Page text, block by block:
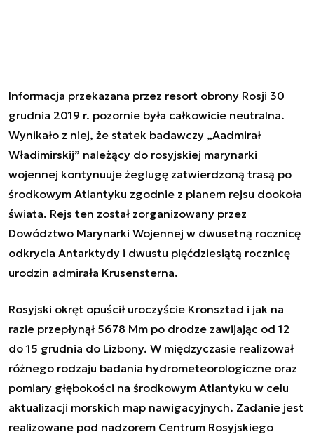
Informacja przekazana przez resort obrony Rosji 30
grudnia 2019 r. pozornie była całkowicie neutralna.
Wynikało z niej, że statek badawczy „Aadmirał
Władimirskij” należący do rosyjskiej marynarki
wojennej kontynuuje żeglugę zatwierdzoną trasą po
środkowym Atlantyku zgodnie z planem rejsu dookoła
świata. Rejs ten został zorganizowany przez
Dowództwo Marynarki Wojennej w dwusetną rocznicę
odkrycia Antarktydy i dwustu pięćdziesiątą rocznicę
urodzin admirała Krusensterna.
Rosyjski okręt opuścił uroczyście Kronsztad i jak na
razie przepłynął 5678 Mm po drodze zawijając od 12
do 15 grudnia do Lizbony. W międzyczasie realizował
różnego rodzaju badania hydrometeorologiczne oraz
pomiary głębokości na środkowym Atlantyku w celu
aktualizacji morskich map nawigacyjnych. Zadanie jest
realizowane pod nadzorem Centrum Rosyjskiego